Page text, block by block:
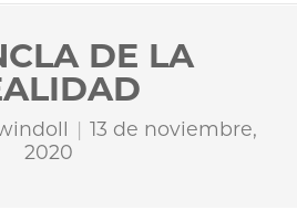
DE LA
13 de noviembre,
2020